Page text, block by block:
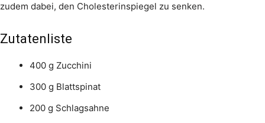
zudem dabei, den Cholesterinspiegel zu senken.
Zutatenliste
400 g Zucchini
300 g Blattspinat
200 g Schlagsahne